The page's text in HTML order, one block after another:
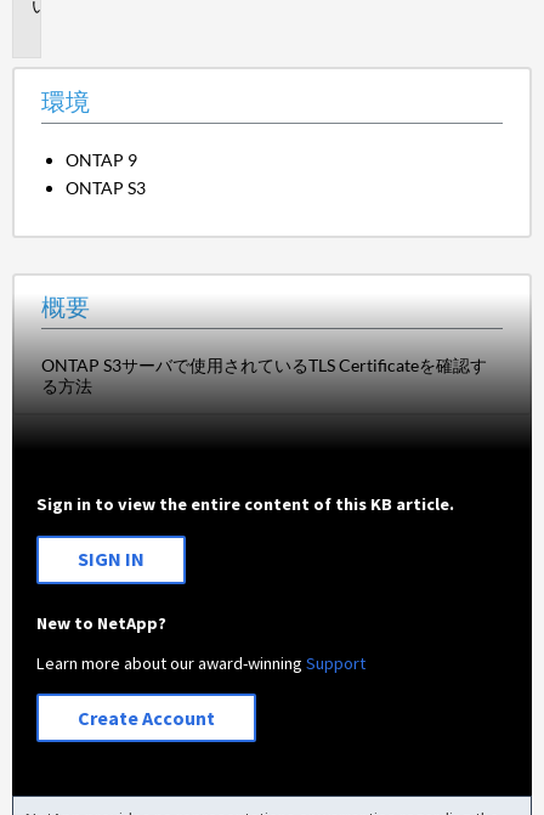
環境
ONTAP 9
ONTAP S3
概要
ONTAP S3サーバで使用されているTLS Certificateを確認す
る方法
Sign in to view the entire content of this KB article.
SIGN IN
New to NetApp?
Learn more about our award-winningSupport
Create Account